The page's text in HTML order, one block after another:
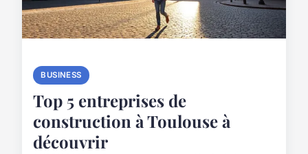
BUSINESS
Top 5 entreprises de
construction à Toulouse à
découvrir